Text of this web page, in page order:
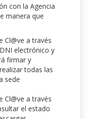
con la Agencia
manera que
Cl@ve a través
electrónico y
firmar y
todas las
sede
Cl@ve a través
el estado